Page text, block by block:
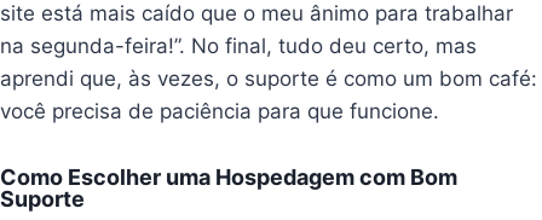
site está mais caído que o meu ânimo para trabalhar
na segunda-feira!”. No final, tudo deu certo, mas
aprendi que, às vezes, o suporte é como um bom café:
você precisa de paciência para que funcione.
Como Escolher uma Hospedagem com Bom
Suporte